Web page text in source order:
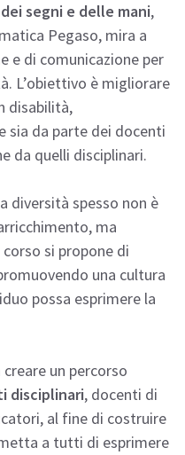
segni e delle mani,
Pegaso, mira a
e di comunicazione per
L’obiettivo è migliorare
disabilità,
sia da parte dei docenti
da quelli disciplinari.
diversità spesso non è
ma
si propone di
una cultura
possa esprimere la
un percorso
disciplinari, docenti di
al fine di costruire
a tutti di esprimere